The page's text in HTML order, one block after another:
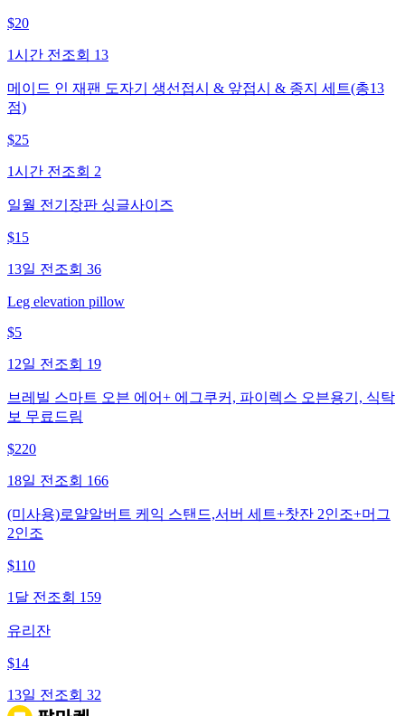
$20
1시간 전 조회 13
메이드 인 재팬 도자기 생선접시 & 앞접시 & 종지 세트(총13
점)
$25
1시간 전 조회 2
일월 전기장판 싱글사이즈
$15
13일 전 조회 36
Leg elevation pillow
$5
12일 전 조회 19
브레빌 스마트 오븐 에어+ 에그쿠커, 파이렉스 오븐용기, 식탁
보 무료드림
$220
18일 전 조회 166
(미사용)로얄알버트 케익 스탠드,서버 세트+찻잔 2인조+머그
2인조
$110
1달 전 조회 159
유리잔
$14
13일 전 조회 32